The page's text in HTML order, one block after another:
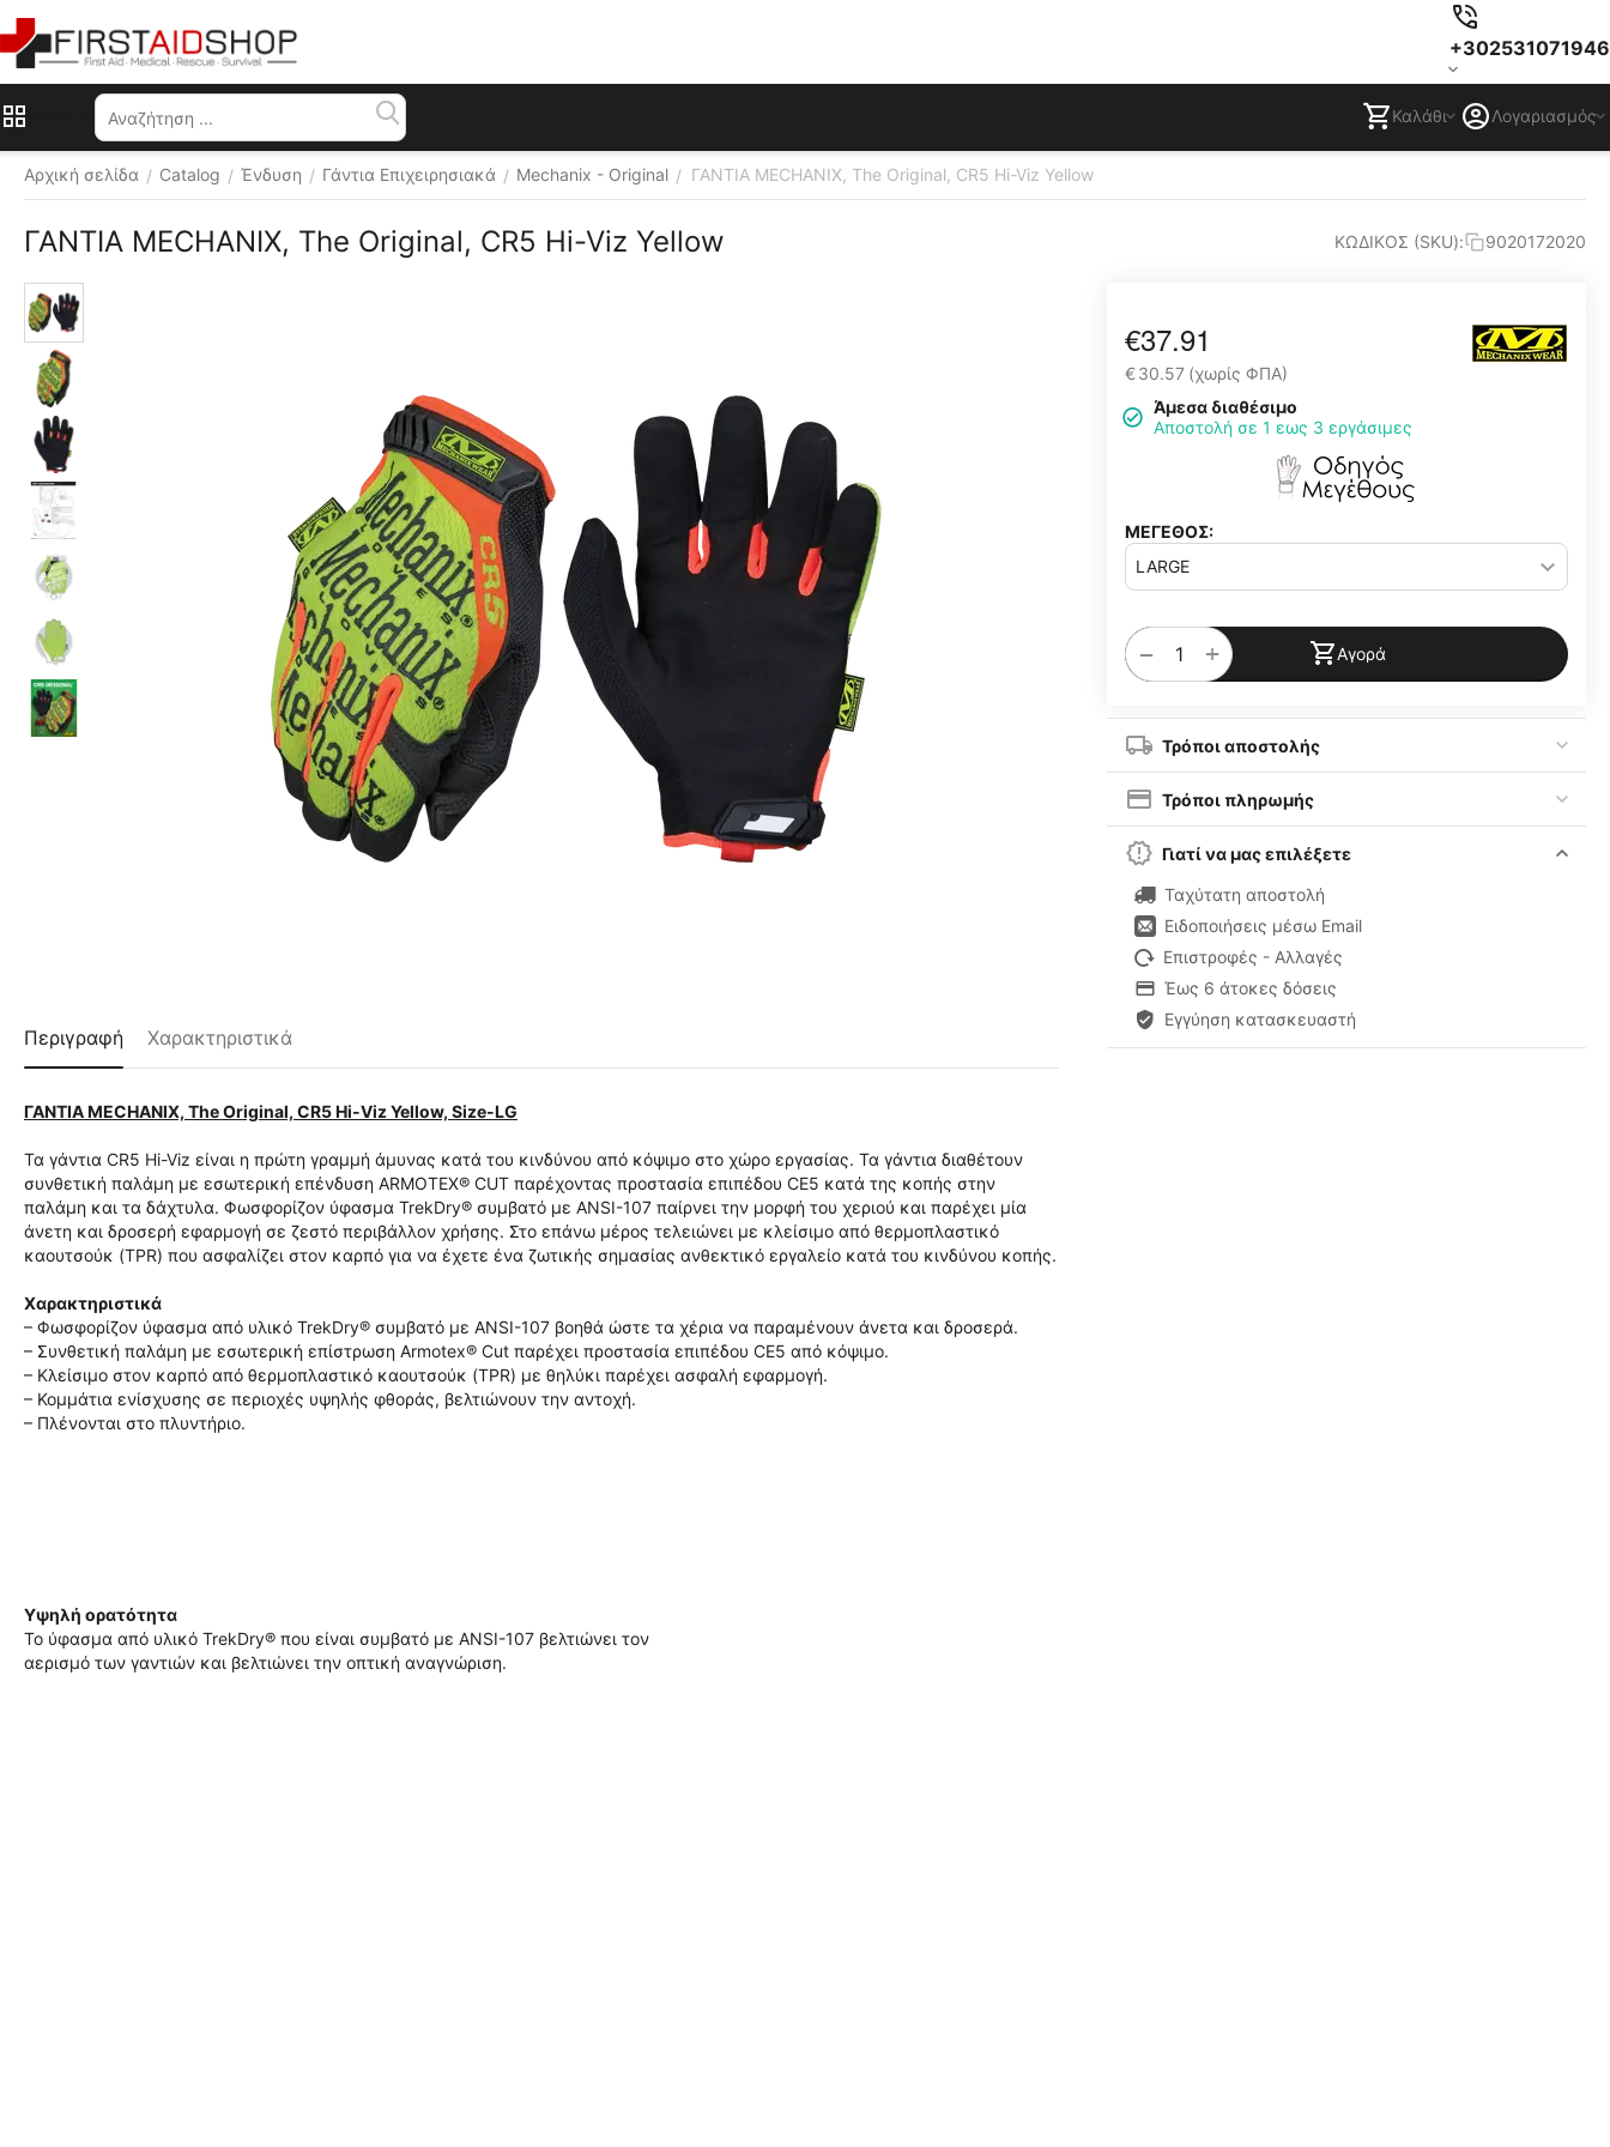
+302531071946
Καλάθι Λογαριασμός
Αρχική σελίδα / Catalog / Ένδυση / Γάντια Επιχειρησιακά / Mechanix - Original / ΓΑΝΤΙΑ MECHANIX, The Original, CR5 Hi-Viz Yellow
ΓΑΝΤΙΑ MECHANIX, The Original, CR5 Hi-Viz Yellow ΚΩΔΙΚΟΣ (SKU): 9020172020
€37.91
€30.57 (χωρίς ΦΠΑ)
Άμεσα διαθέσιμο
Αποστολή σε 1 εως 3 εργάσιμες
ΜΕΓΕΘΟΣ:
+
− Αγορά
Τρόποι αποστολής
Τρόποι πληρωμής
Γιατί να μας επιλέξετε
Ταχύτατη αποστολή
Ειδοποιήσεις μέσω Email
Επιστροφές - Αλλαγές
Έως 6 άτοκες δόσεις
Εγγύηση κατασκευαστή
Περιγραφή Χαρακτηριστικά
ΓΑΝΤΙΑ MECHANIX, The Original, CR5 Hi-Viz Yellow, Size-LG
Τα γάντια CR5 Hi-Viz είναι η πρώτη γραμμή άμυνας κατά του κινδύνου από κόψιμο στο χώρο εργασίας. Τα γάντια διαθέτουν
συνθετική παλάμη με εσωτερική επένδυση ARMOTEX® CUT παρέχοντας προστασία επιπέδου CE5 κατά της κοπής στην
παλάμη και τα δάχτυλα. Φωσφορίζον ύφασμα TrekDry® συμβατό με ANSI-107 παίρνει την μορφή του χεριού και παρέχει μία
άνετη και δροσερή εφαρμογή σε ζεστό περιβάλλον χρήσης. Στο επάνω μέρος τελειώνει με κλείσιμο από θερμοπλαστικό
καουτσούκ (TPR) που ασφαλίζει στον καρπό για να έχετε ένα ζωτικής σημασίας ανθεκτικό εργαλείο κατά του κινδύνου κοπής.
Χαρακτηριστικά
– Φωσφορίζον ύφασμα από υλικό TrekDry® συμβατό με ANSI-107 βοηθά ώστε τα χέρια να παραμένουν άνετα και δροσερά.
– Συνθετική παλάμη με εσωτερική επίστρωση Armotex® Cut παρέχει προστασία επιπέδου CE5 από κόψιμο.
– Κλείσιμο στον καρπό από θερμοπλαστικό καουτσούκ (TPR) με θηλύκι παρέχει ασφαλή εφαρμογή.
– Κομμάτια ενίσχυσης σε περιοχές υψηλής φθοράς, βελτιώνουν την αντοχή.
– Πλένονται στο πλυντήριο.
Υψηλή ορατότητα
Το ύφασμα από υλικό TrekDry® που είναι συμβατό με ANSI-107 βελτιώνει τον
αερισμό των γαντιών και βελτιώνει την οπτική αναγνώριση.